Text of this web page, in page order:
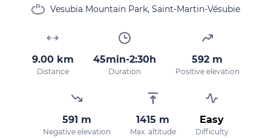
By entering your email address, you agree to
receive our marketing offers in accordance
Vesubia Mountain Park, Saint-Martin-Vésubie
9.00 km
Distance
45min-2:30h
Duration
592 m
Positive elevation
591 m
Negative elevation
1415 m
Max. altitude
Easy
Difficulty